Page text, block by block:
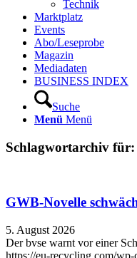
Technik
Marktplatz
Events
Abo/Leseprobe
Magazin
Mediadaten
BUSINESS INDEX
Suche
Menü Menü
Schlagwortarchiv für:
GWB-Novelle
5. August 2026
Der bvse warnt vor einer
https://eu-recycling.com/